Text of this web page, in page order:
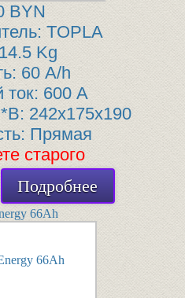
BYN
TOPLA
14.5 Kg
60 A/h
ток: 600 A
242x175x190
Прямая
старого
Подробнее
66Ah